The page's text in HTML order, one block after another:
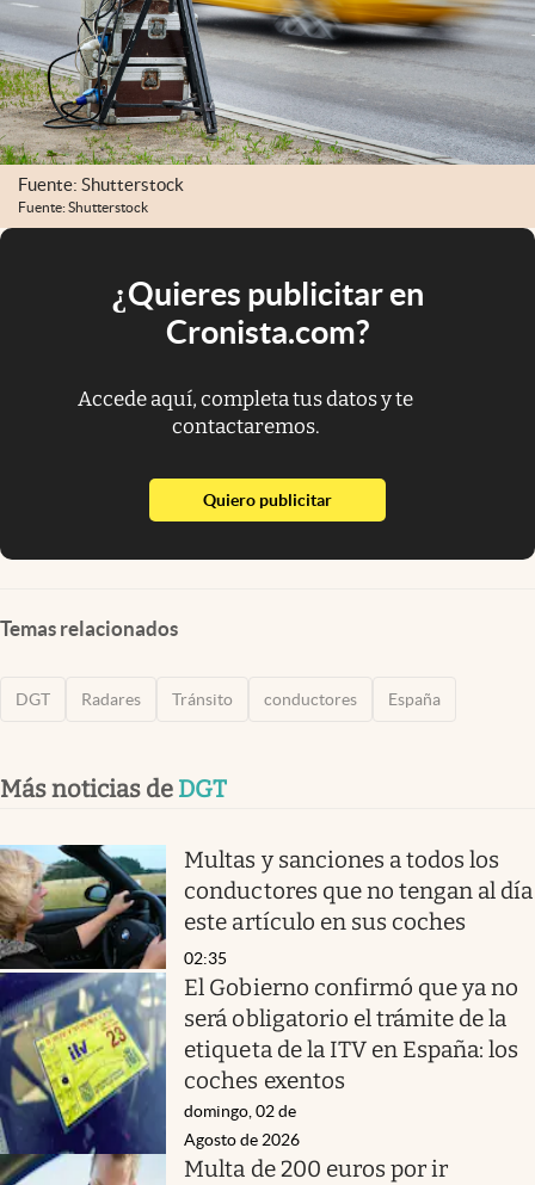
Fuente: Shutterstock
Fuente: Shutterstock
¿Quieres publicitar en
Cronista.com?
Accede aquí, completa tus datos y te
contactaremos.
Quiero publicitarabre en nueva pestaña
Temas relacionados
DGT Radares Tránsito conductores España
Más noticias de DGT
Multas y sanciones a todos los
conductores que no tengan al día
este artículo en sus coches
02:35
El Gobierno confirmó que ya no
será obligatorio el trámite de la
etiqueta de la ITV en España: los
coches exentos
domingo, 02 de
Agosto de 2026
Multa de 200 euros por ir